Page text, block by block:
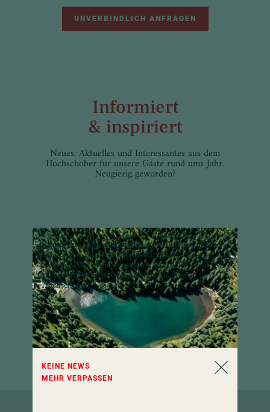
Immer ein Stück Hochschober im Postfach: Freuen
Sie sich auf inspirierende Geschichten, neue
Lieblingsplätze und besondere Angebote – und
verpassen Sie keine Neuigkeiten aus dem
Hochschober!
KEINE NEWS
MEHR VERPASSEN
UNVERBINDLICH ANFRAGEN
Informiert
& inspiriert
Neues, Aktuelles und Interessantes aus dem
Hochschober für unsere Gäste rund ums Jahr.
Neugierig geworden?